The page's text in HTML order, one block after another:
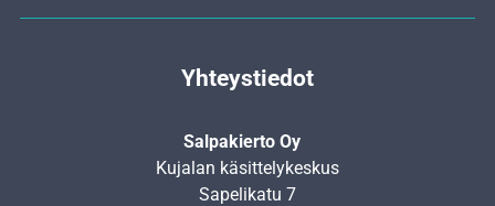
Yhteystiedot
Salpakierto Oy
Kujalan käsittelykeskus
Sapelikatu 7